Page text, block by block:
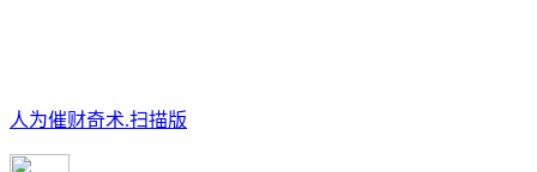
人为催财奇术.扫描版